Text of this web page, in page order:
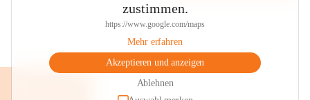
zustimmen.
https://www.google.com/maps
Mehr erfahren
Akzeptieren und anzeigen
Ablehnen